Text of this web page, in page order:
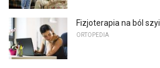
Fizjoterapia na ból szyi
ORTOPEDIA